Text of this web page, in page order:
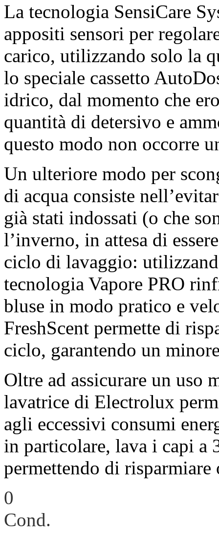
La tecnologia SensiCare
appositi sensori per
carico, utilizzando solo la
lo speciale cassetto
idrico, dal momento che
quantità di detersivo e
questo modo non occorre
Un ulteriore modo per
di acqua consiste
già stati indossati (o che
l’inverno, in attesa di
ciclo di lavaggio:
tecnologia Vapore PRO
bluse in modo pratico e
FreshScent permette di
ciclo, garantendo un
Oltre ad assicurare un uso
lavatrice di Electrolux
agli eccessivi consumi
in particolare, lava i capi a
permettendo di
0
Cond.